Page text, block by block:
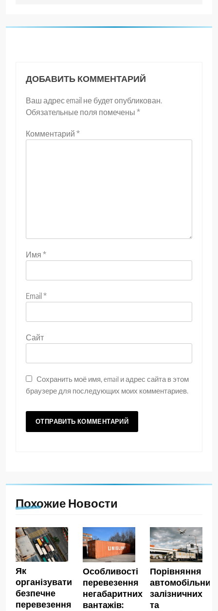
ДОБАВИТЬ КОММЕНТАРИЙ
Ваш адрес email не будет опубликован.
Обязательные поля помечены *
Комментарий *
Имя *
Email*
Сайт
Сохранить моё имя, email и адрес сайта в этом
браузере для последующих моих комментариев.
Похожие Новости
Як
організувати
безпечне
перевезення
Особливості
перевезення
негабаритних
вантажів:
Порівняння
автомобільних,
залізничних
та